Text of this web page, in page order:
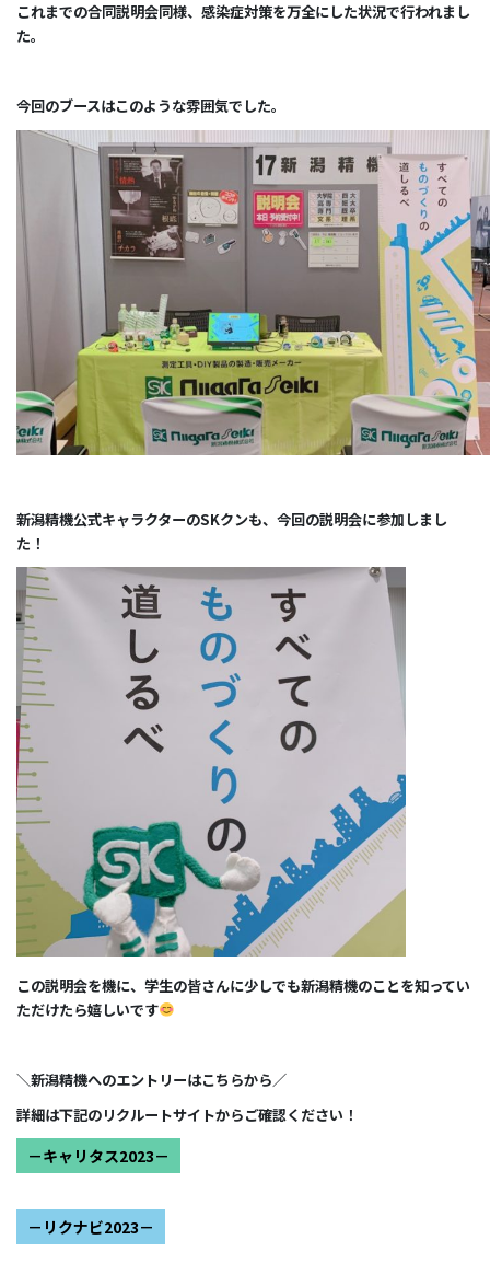
これまでの合同説明会同様、感染症対策を万全にした状況で行われまし
た。
今回のブースはこのような雰囲気でした。
新潟精機公式キャラクターのSKクンも、今回の説明会に参加しまし
た！
この説明会を機に、学生の皆さんに少しでも新潟精機のことを知ってい
ただけたら嬉しいです
＼新潟精機へのエントリーはこちらから／
詳細は下記のリクルートサイトからご確認ください！
－キャリタス2023－
－リクナビ2023－